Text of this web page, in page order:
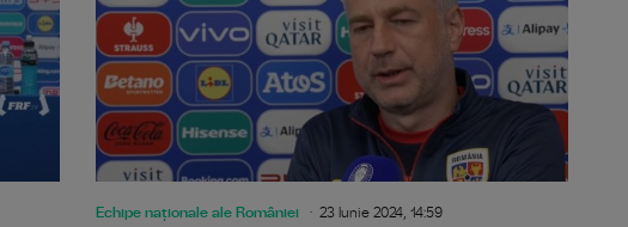
Echipe naționale ale României 23 Iunie 2024, 14:59